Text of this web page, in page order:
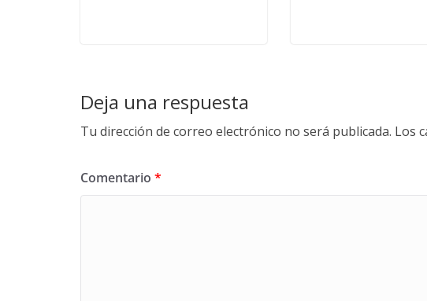
Deja una respuesta
Tu dirección de correo electrónico no será publicada. Los
Comentario *